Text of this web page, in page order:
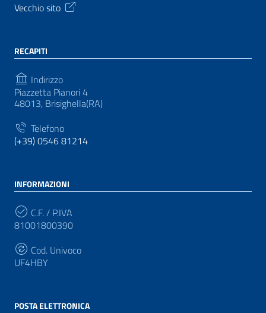
Vecchio sito
RECAPITI
Indirizzo
Piazzetta Pianori 4
48013, Brisighella(RA)
Telefono
(+39) 0546 81214
INFORMAZIONI
C.F. / P.IVA
81001800390
Cod. Univoco
UF4HBY
POSTA ELETTRONICA